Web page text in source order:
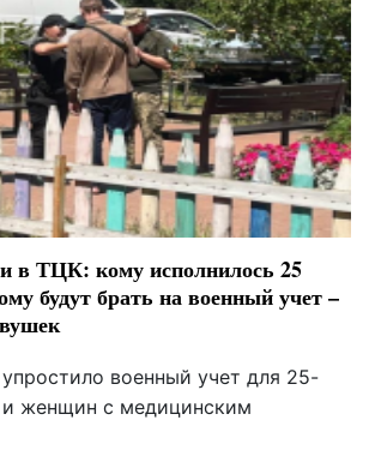
и в ТЦК: кому исполнилось 25
будут брать на военный учет –
военный учет для 25-
женщин с медицинским